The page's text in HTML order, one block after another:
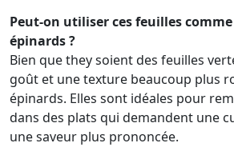
Peut-on utiliser ces feuilles
épinards ?
Bien que they soient des feuilles
goût et une texture beaucoup plus
épinards. Elles sont idéales pour
dans des plats qui demandent une
une saveur plus prononcée.